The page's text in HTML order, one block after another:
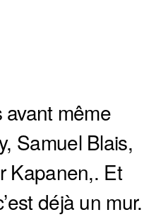
avant même
Samuel Blais,
Kapanen,. Et
déjà un mur.